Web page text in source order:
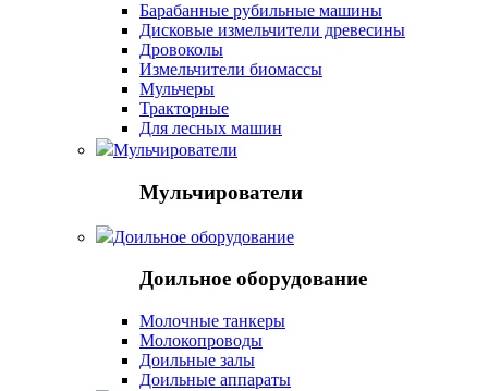
Барабанные рубильные машины
Дисковые измельчители древесины
Дровоколы
Измельчители биомассы
Мульчеры
Тракторные
Для лесных машин
Мульчирователи
Мульчирователи
Доильное оборудование
Доильное оборудование
Молочные танкеры
Молокопроводы
Доильные залы
Доильные аппараты